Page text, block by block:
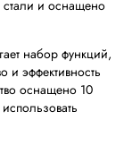
и оснащено
набор функций,
и эффективность
оснащено 10